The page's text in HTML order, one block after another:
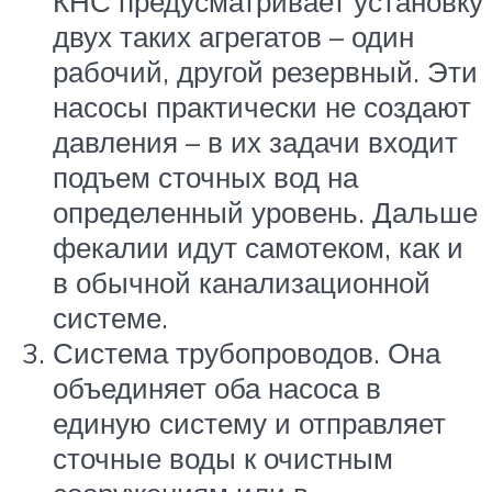
двух таких агрегатов – один
рабочий, другой резервный. Эти
насосы практически не создают
давления – в их задачи входит
подъем сточных вод на
определенный уровень. Дальше
фекалии идут самотеком, как и
в обычной канализационной
системе.
Система трубопроводов. Она
объединяет оба насоса в
единую систему и отправляет
сточные воды к очистным